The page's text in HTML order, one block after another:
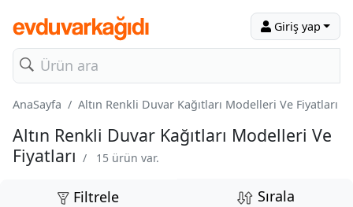
Giriş yap
AnaSayfa Altın Renkli Duvar Kağıtları Modelleri Ve Fiyatları
Altın Renkli Duvar Kağıtları Modelleri Ve
Fiyatları / 15 ürün var.
Filtrele Sırala